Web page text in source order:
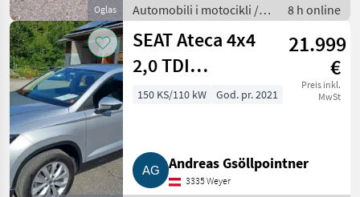
Oglas
Automobili i motocikli /
Kombiji
8 h online
SEAT Ateca 4x4
2,0 TDI
Automatik
21.999
€
Preis inkl.
MwSt
150 KS/110 kW God. pr. 2021
Andreas Gsöllpointner
3335 Weyer